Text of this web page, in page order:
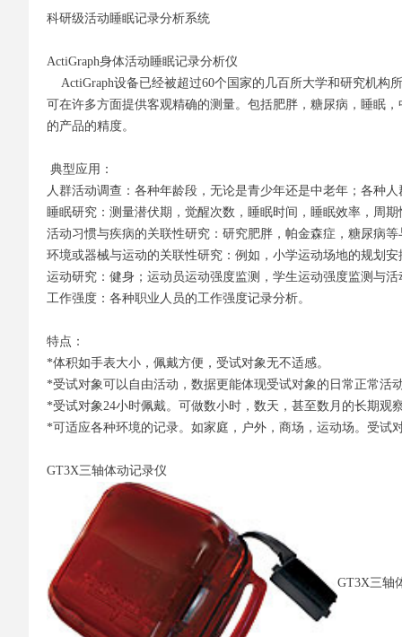
科研级活动睡眠记录分析系统
ActiGraph身体活动睡眠记录分析仪
ActiGraph设备已经被超过60个国家的几百所大学和研究机构所
可在许多方面提供客观精确的测量。包括肥胖，糖尿病，睡眠
的产品的精度。
典型应用：
人群活动调查：各种年龄段，无论是青少年还是中老年；各种
睡眠研究：测量潜伏期，觉醒次数，睡眠时间，睡眠效率，周期
活动习惯与疾病的关联性研究：研究肥胖，帕金森症，糖尿病等
环境或器械与运动的关联性研究：例如，小学运动场地的规划安
运动研究：健身；运动员运动强度监测，学生运动强度监测与活
工作强度：各种职业人员的工作强度记录分析。
特点：
*体积如手表大小，佩戴方便，受试对象无不适感。
*受试对象可以自由活动，数据更能体现受试对象的日常正常活动
*受试对象24小时佩戴。可做数小时，数天，甚至数月的长期观察
*可适应各种环境的记录。如家庭，户外，商场，运动场。受试
GT3X三轴体动记录仪
GT3X三轴